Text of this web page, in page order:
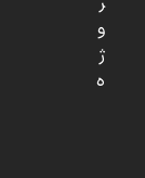
و
ژ
ه